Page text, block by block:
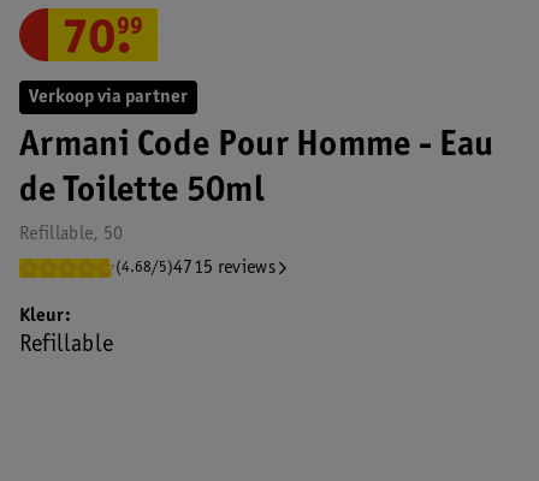
Verkoop via partner
Armani Code Pour Homme - Eau
de Toilette 50ml
Refillable, 50
(4.68/5)4715 reviews
70.
99
Kleur
Refillable